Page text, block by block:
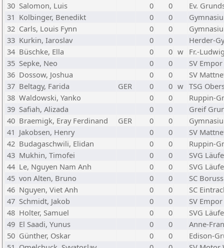
30 Salomon, Luis 0 0
Ev.
31 Kolbinger, Benedikt 0 0
32 Carls, Louis Fynn 0 0
33 Kurkin, Iaroslav 0 0
Herder-
34 Büschke, Ella 0 0 w Fr.-
35 Sepke, Neo 0 0
SV
36 Dossow, Joshua 0 0
SV
37 Beltagy, Farida GER 0 0 w TSG
38 Waldowski, Yanko 0 0
Ruppin-
39 Safiah, Alizada 0 0
Greif
40 Braemigk, Eray Ferdinand GER 0 0
41 Jakobsen, Henry 0 0
SV
42 Budagaschwili, Elidan 0 0
Ruppin-
43 Mukhin, Timofei 0 0
SVG
44 Le, Nguyen Nam Anh 0 0
SVG
45 von Alten, Bruno 0 0
SC
46 Nguyen, Viet Anh 0 0
SC
47 Schmidt, Jakob 0 0
SV
48 Holter, Samuel 0 0
SVG
49 El Saadi, Yunus 0 0
Anne-
50 Günther, Oskar 0 0
Edison-